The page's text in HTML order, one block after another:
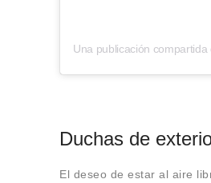
Duchas de
El deseo de estar al aire